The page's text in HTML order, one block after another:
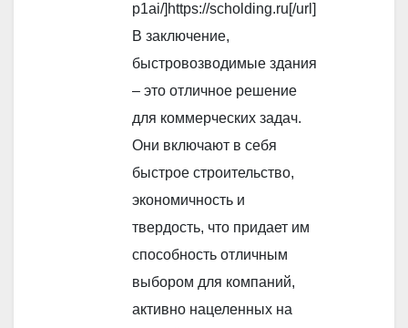
p1ai/]https://scholding.ru[/url]
В заключение,
быстровозводимые здания
– это отличное решение
для коммерческих задач.
Они включают в себя
быстрое строительство,
экономичность и
твердость, что придает им
способность отличным
выбором для компаний,
активно нацеленных на